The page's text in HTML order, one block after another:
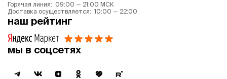
Горячая линия: 09:00 — 21:00 МСК
Доставка осуществляется: 10:00 — 22:00
наш рейтинг
мы в соцсетях